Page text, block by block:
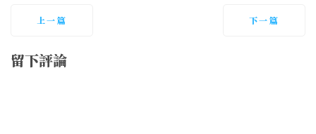
上一篇 下一篇
留下評論